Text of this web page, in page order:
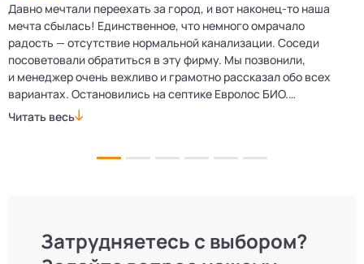
Давно мечтали переехать за город, и вот наконец‑то наша
мечта сбылась! Единственное, что немного омрачало
радость — отсутствие нормальной канализации. Соседи
посоветовали обратиться в эту фирму. Мы позвонили,
и менеджер очень вежливо и грамотно рассказал обо всех
вариантах. Остановились на септике Евролос БИО.
Монтажники приехали вовремя, установили всё быстро
Читать весь
Затрудняетесь с выбором?